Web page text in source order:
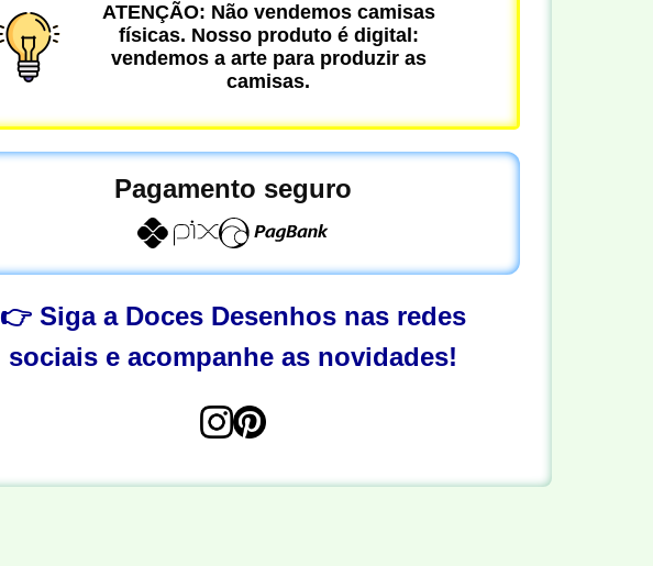
ATENÇÃO: Não vendemos camisas
físicas. Nosso produto é digital:
vendemos a arte para produzir as
camisas.
Pagamento seguro
👉 Siga a Doces Desenhos nas redes
sociais e acompanhe as novidades!